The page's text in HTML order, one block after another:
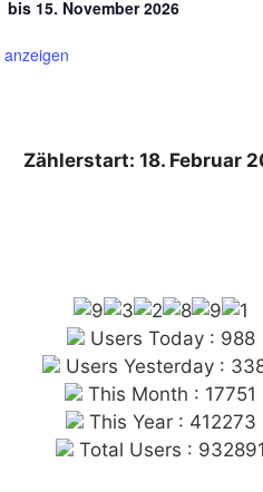
bis 15. November 2026
Zählerstart: 18. Februar
Users Today : 988
Users Yesterday :
This Month : 17751
This Year : 412273
Total Users : 932891